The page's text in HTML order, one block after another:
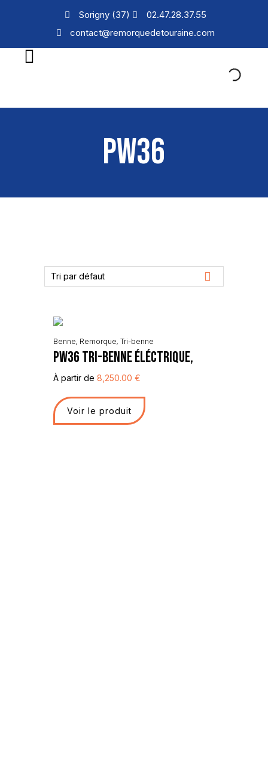
Sorigny (37)
02.47.28.37.55
contact@remorquedetouraine.com
PW36
Tri par défaut
Benne, Remorque, Tri-benne
PW36 Tri-Benne Éléctrique,
À partir de 8,250.00 €
Voir le produit